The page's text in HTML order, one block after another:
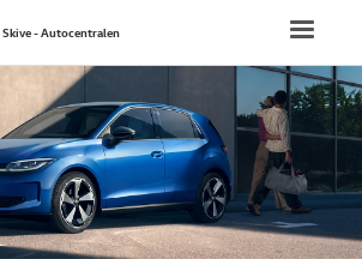
FORSIDE
NYE
Bestil
Toggle
- Autocentralen